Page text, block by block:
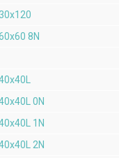
8N
0N
1N
2N